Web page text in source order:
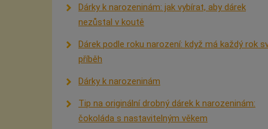
Dárky k narozeninám: jak vybírat, aby dárek
nezůstal v koutě
Dárek podle roku narození: když má každý rok
příběh
Dárky k narozeninám
Tip na originální drobný dárek k narozeninám:
čokoláda s nastavitelným věkem